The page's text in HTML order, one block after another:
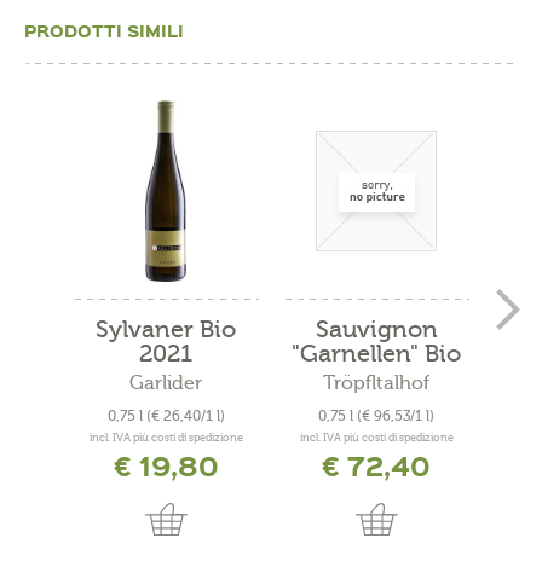
PRODOTTI SIMILI
Sylvaner Bio
2021
Garlider
0,75 l (€ 26,40/1 l)
incl. IVA più costi di spedizione
€ 19,80
Sauvignon
"Garnellen" Bio
2019
Tröpfltalhof
0,75 l (€ 96,53/1 l)
incl. IVA più costi di spedizione
€ 72,40